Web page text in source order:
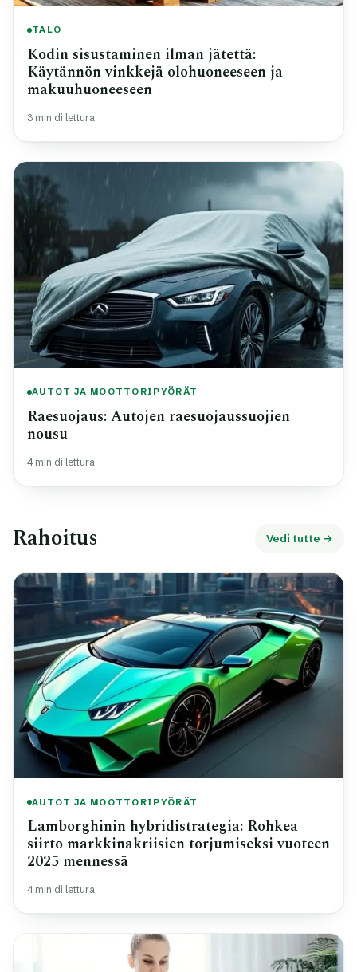
TALO
Kodin sisustaminen ilman jätettä:
Käytännön vinkkejä olohuoneeseen ja
makuuhuoneeseen
3 min di lettura
AUTOT JA MOOTTORIPYÖRÄT
Raesuojaus: Autojen raesuojaussuojien
nousu
4 min di lettura
Rahoitus Vedi tutte →
AUTOT JA MOOTTORIPYÖRÄT
Lamborghinin hybridistrategia: Rohkea
siirto markkinakriisien torjumiseksi vuoteen
2025 mennessä
4 min di lettura